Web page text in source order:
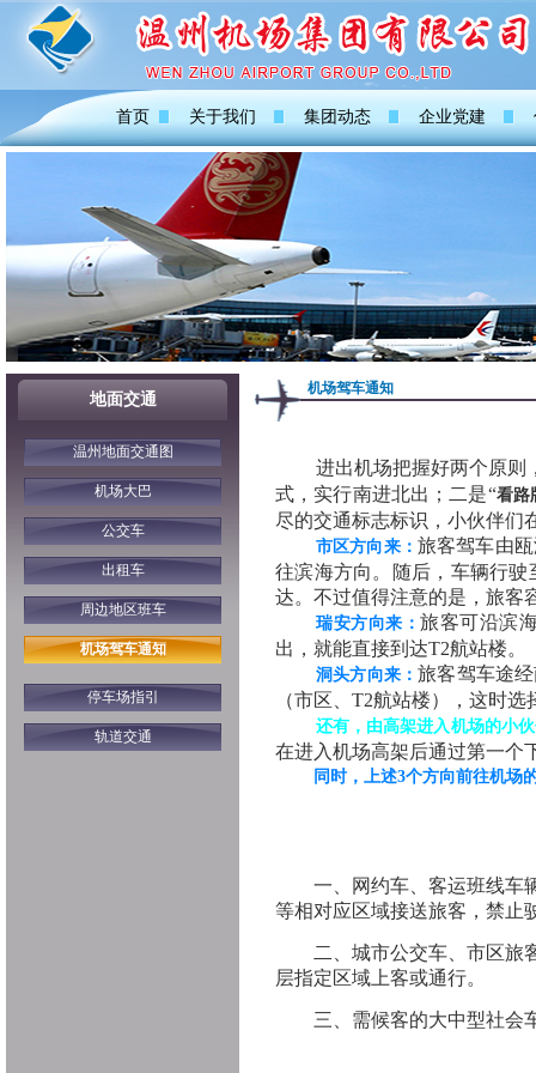
首页 关于我们 集团动态 企业党建
地面交通
温州地面交通图
机场大巴
公交车
出租车
周边地区班车
机场驾车通知
停车场指引
轨道交通
机场驾车通知
进出机场把握好两个原则
式，实行南进北出；二是“看路
尽的交通标志标识，小伙伴们
市区方向来： 旅客驾车由
往滨海方向。随后，车辆行
达。不过值得注意的是，旅客
瑞安方向来：旅客可沿滨
出，就能直接到达T2航站楼。
洞头方向来：旅客驾车途
（市区、 T2航站楼），这时选
还有，由高架进入机场的小
在进入机场高架后通过第一个
同时，上述3个方向前往机场
一、网约车、客运班线车
等相对应区域接送旅客，禁止
二、城市公交车、市区旅
层指定区域上客或通行。
三、需候客的大中型社会